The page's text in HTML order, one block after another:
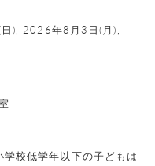
), 2026年8月3日(月),
校低学年以下の子どもは